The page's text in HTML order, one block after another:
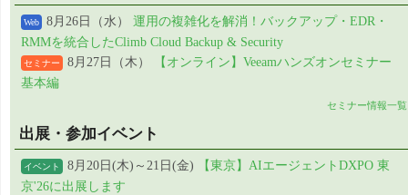
Web 8月26日（水） 運用の複雑化を解消！バックアップ・EDR・
RMMを統合したClimb Cloud Backup & Security
セミナー 8月27日（木）
【オンライン】Veeamハンズオンセミナー
基本編
セミナー情報一覧
出展・参加イベント
イベント 8月20日(木)～21日(金)
【東京】AIエージェントDXPO 東
京'26に出展します